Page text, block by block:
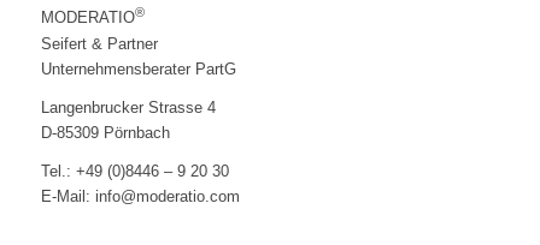
MODERATIO®
Seifert & Partner
Unternehmensberater PartG
Langenbrucker Strasse 4
D-85309 Pörnbach
Tel.: +49 (0)8446 – 9 20 30
E-Mail: info@moderatio.com